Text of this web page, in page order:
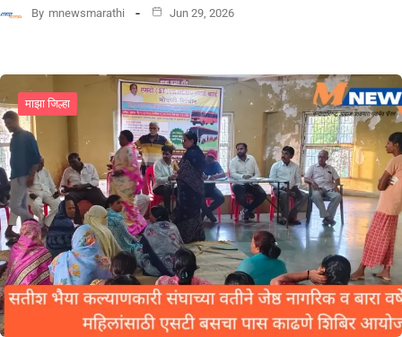
By mnewsmarathi Jun 29, 2026
माझा जिल्हा